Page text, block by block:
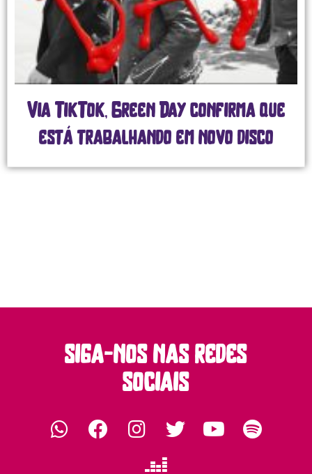
Via TikTok, Green Day confirma que
está trabalhando em novo disco
siga-nos nas redes
sociais